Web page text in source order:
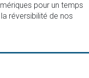
pour un temps
réversibilité de nos